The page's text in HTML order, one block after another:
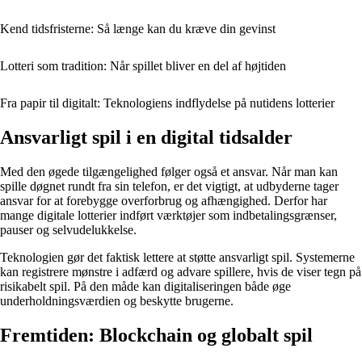
Kend tidsfristerne: Så længe kan du kræve din gevinst
Lotteri som tradition: Når spillet bliver en del af højtiden
Fra papir til digitalt: Teknologiens indflydelse på nutidens lotterier
Ansvarligt spil i en digital tidsalder
Med den øgede tilgængelighed følger også et ansvar. Når man kan
spille døgnet rundt fra sin telefon, er det vigtigt, at udbyderne tager
ansvar for at forebygge overforbrug og afhængighed. Derfor har
mange digitale lotterier indført værktøjer som indbetalingsgrænser,
pauser og selvudelukkelse.
Teknologien gør det faktisk lettere at støtte ansvarligt spil. Systemerne
kan registrere mønstre i adfærd og advare spillere, hvis de viser tegn på
risikabelt spil. På den måde kan digitaliseringen både øge
underholdningsværdien og beskytte brugerne.
Fremtiden: Blockchain og globalt spil